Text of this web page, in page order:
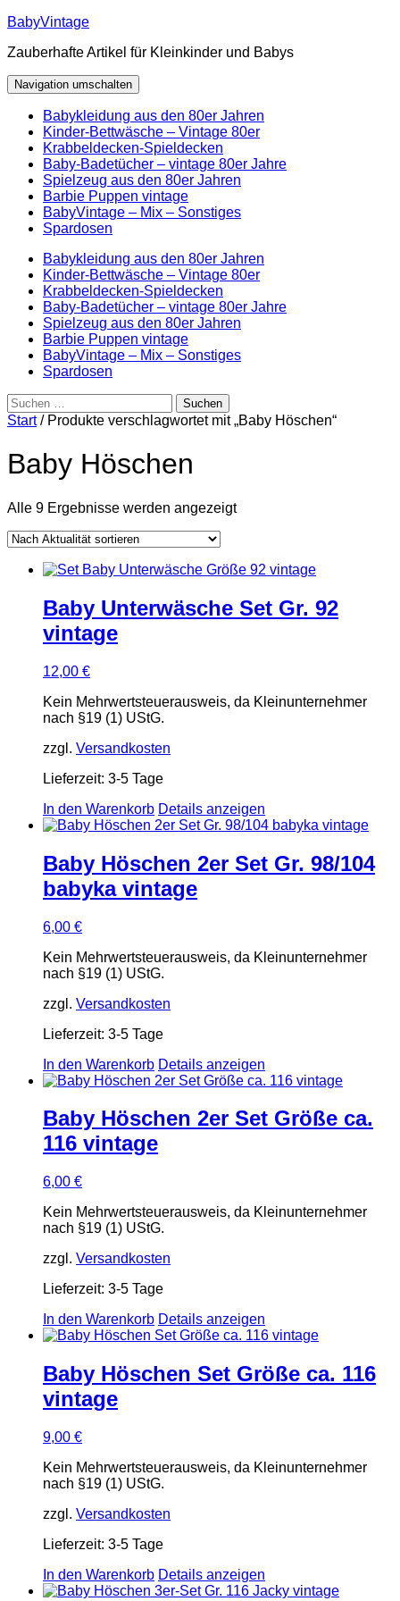
Zum
springen
BabyVintage
Zauberhafte Artikel für Kleinkinder und Babys
Navigation umschalten
Babykleidung aus den 80er Jahren
Kinder-Bettwäsche – Vintage 80er
Krabbeldecken-Spieldecken
Baby-Badetücher – vintage 80er Jahre
Spielzeug aus den 80er Jahren
Barbie Puppen vintage
BabyVintage – Mix – Sonstiges
Spardosen
Babykleidung aus den 80er Jahren
Kinder-Bettwäsche – Vintage 80er
Krabbeldecken-Spieldecken
Baby-Badetücher – vintage 80er Jahre
Spielzeug aus den 80er Jahren
Barbie Puppen vintage
BabyVintage – Mix – Sonstiges
Spardosen
Suchen
nach:
Start/ Produkte verschlagwortet mit „Baby Höschen“
Baby Höschen
Alle 9 Ergebnisse werden angezeigtNach
Baby Unterwäsche Set Gr. 92
vintage
12,00 €
Kein Mehrwertsteuerausweis, da Kleinunternehmer
nach §19 (1) UStG.
zzgl. Versandkosten
Lieferzeit: 3-5 Tage
In den Warenkorb Details anzeigen
Baby Höschen 2er Set Gr. 98/104
babyka vintage
6,00 €
Kein Mehrwertsteuerausweis, da Kleinunternehmer
nach §19 (1) UStG.
zzgl. Versandkosten
Lieferzeit: 3-5 Tage
In den Warenkorb Details anzeigen
Baby Höschen 2er Set Größe ca.
116 vintage
6,00 €
Kein Mehrwertsteuerausweis, da Kleinunternehmer
nach §19 (1) UStG.
zzgl. Versandkosten
Lieferzeit: 3-5 Tage
In den Warenkorb Details anzeigen
Baby Höschen Set Größe ca. 116
vintage
9,00 €
Kein Mehrwertsteuerausweis, da Kleinunternehmer
nach §19 (1) UStG.
zzgl. Versandkosten
Lieferzeit: 3-5 Tage
In den Warenkorb Details anzeigen